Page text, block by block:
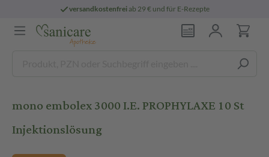
versandkostenfreiab 29 € und für E-Rezepte
mono embolex 3000 I.E. PROPHYLAXE 10 St
Injektionslösung